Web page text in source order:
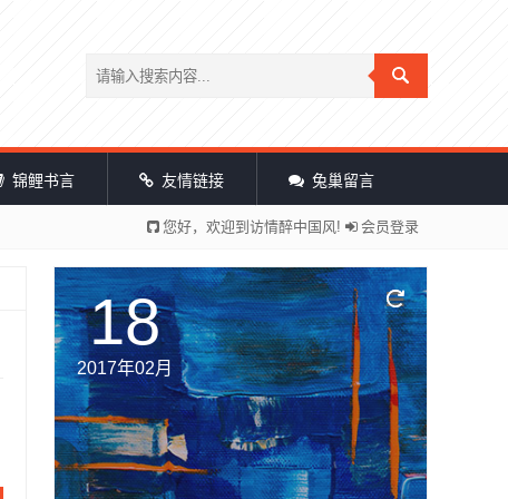
锦鲤书言 友情链接 兔巢留言
您好，欢迎到访情醉中国风! 会员登录
18
2017年02月